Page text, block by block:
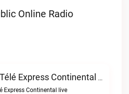
Online Radio
Radio Télé Express Continental Live
Express Continental live